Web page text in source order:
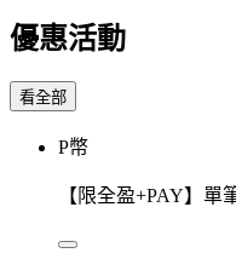
優惠活動
看全部
P幣
【限全盈+PAY】單